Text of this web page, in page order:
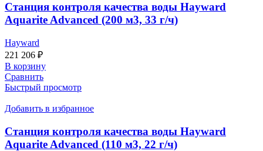
Станция контроля качества воды Hayward
Aquarite Advanced (200 м3, 33 г/ч)
Hayward
221 206 ₽
В корзину
Сравнить
Быстрый просмотр
Добавить в избранное
Станция контроля качества воды Hayward
Aquarite Advanced (110 м3, 22 г/ч)